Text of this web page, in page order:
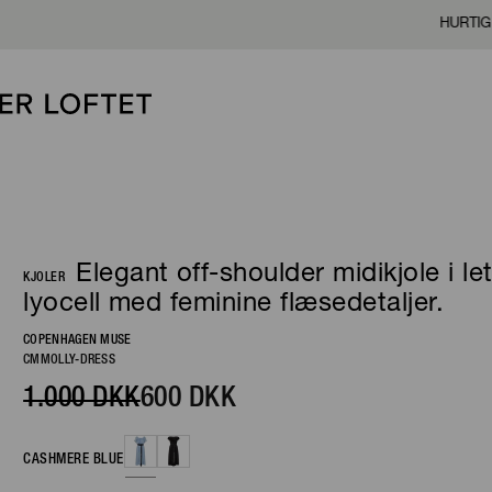
HURTIG LEVERING 1-3 DAGE I DK
KJOLER
Elegant off-shoulder midikjole i let
lyocell med feminine flæsedetaljer.
COPENHAGEN MUSE
CMMOLLY-DRESS
600 DKK
1.000 DKK
CASHMERE BLUE